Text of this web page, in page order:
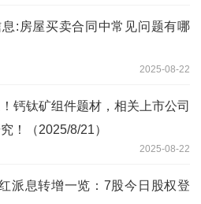
:房屋买卖合同中常见问题有哪
2025-08-22
钙钛矿组件题材，相关上市公司
！（2025/8/21）
2025-08-22
派息转增一览：7股今日股权登